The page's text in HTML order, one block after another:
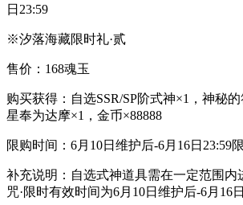
日23:59
※汐落海藏限时礼·贰
售价：168魂玉
购买获得：自选SSR/SP阶式神×1，神秘
星奉为达摩×1，金币×88888
限购时间：6月10日维护后-6月16日23:59
补充说明：自选式神道具需在一定范围内
咒·限时有效时间为6月10日维护后-6月16